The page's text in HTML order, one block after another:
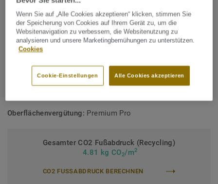
Lebenslang einpflegefrei
TECHNISCHE DATEN
Produktart:Homogener PVC Bodenbelag
Nutzungsklasse Geschäftsbereich:34 sehr starke Nutzung
Oberflächenvergütung: Premium Pro
Gesamter CO2 Fußabdruck (Recycling)
4.81 kg CO2/m2
CO2 FUSSABDRUCK BERECHNEN
Wenn Sie auf „Alle Cookies akzeptieren“ klicken, stimmen Sie
der Speicherung von Cookies auf Ihrem Gerät zu, um die
Websitenavigation zu verbessern, die Websitenutzung zu
analysieren und unsere Marketingbemühungen zu unterstützen.
Cookies
Alle Cookies akzeptieren
Cookie-Einstellungen